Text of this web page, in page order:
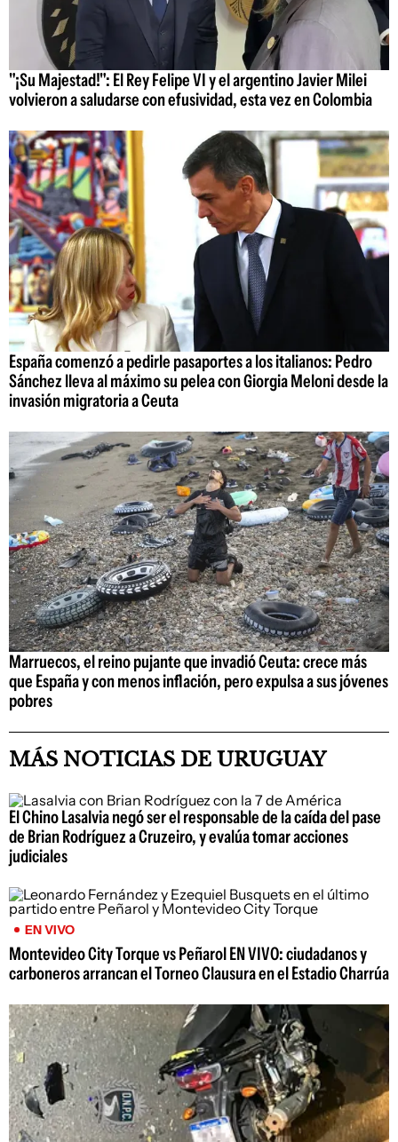
"¡Su Majestad!": El Rey Felipe VI y el argentino Javier Milei
volvieron a saludarse con efusividad, esta vez en Colombia
España comenzó a pedirle pasaportes a los italianos: Pedro
Sánchez lleva al máximo su pelea con Giorgia Meloni desde la
invasión migratoria a Ceuta
Marruecos, el reino pujante que invadió Ceuta: crece más
que España y con menos inflación, pero expulsa a sus jóvenes
pobres
MÁS NOTICIAS DE URUGUAY
El Chino Lasalvia negó ser el responsable de la caída del pase
de Brian Rodríguez a Cruzeiro, y evalúa tomar acciones
judiciales
EN VIVO
Montevideo City Torque vs Peñarol EN VIVO: ciudadanos y
carboneros arrancan el Torneo Clausura en el Estadio Charrúa